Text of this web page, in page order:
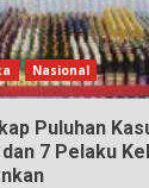
Nasional
Puluhan
7 Pelaku